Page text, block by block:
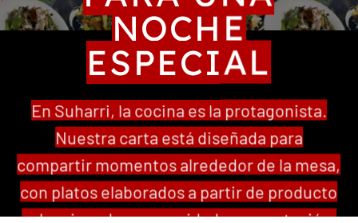
NOCHE
ESPECIAL
En Suharri, la cocina es la protagonista.
Nuestra carta está diseñada para
compartir momentos alrededor de la mesa,
con platos elaborados a partir de producto
seleccionado y una cuidada presentación.